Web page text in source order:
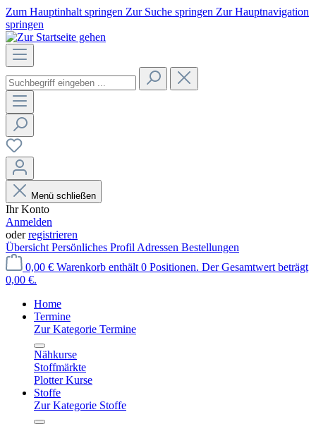
Zum Hauptinhalt springen Zur Suche springen Zur Hauptnavigation
springen
Menü schließen
Ihr Konto
Anmelden
oderregistrieren
Übersicht Persönliches Profil Adressen Bestellungen
0,00 € Warenkorb enthält 0 Positionen. Der Gesamtwert beträgt
0,00 €.
Home
Termine
Zur Kategorie Termine
Nähkurse
Stoffmärkte
Plotter Kurse
Stoffe
Zur Kategorie Stoffe